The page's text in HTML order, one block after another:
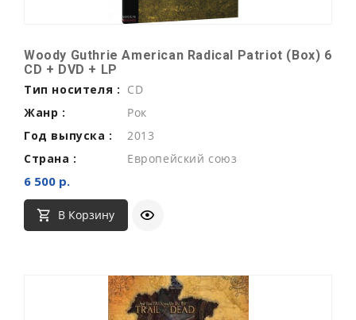
Woody Guthrie American Radical Patriot (Box) 6
CD + DVD + LP
Тип носителя : CD
Жанр :
Рок
Год выпуска :
2013
Страна :
Европейский союз
6 500 р.
В Корзину